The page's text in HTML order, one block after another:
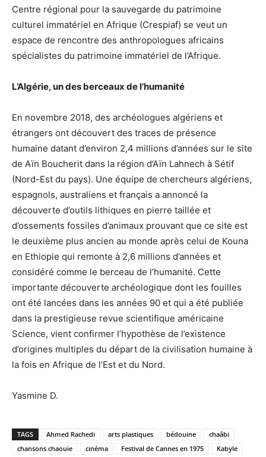
Centre régional pour la sauvegarde du patrimoine
culturel immatériel en Afrique (Crespiaf) se veut un
espace de rencontre des anthropologues africains
spécialistes du patrimoine immatériel de l’Afrique.
L’Algérie, un des berceaux de l’humanité
En novembre 2018, des archéologues algériens et
étrangers ont découvert des traces de présence
humaine datant d’environ 2,4 millions d’années sur le site
de Aïn Boucherit dans la région d’Aïn Lahnech à Sétif
(Nord-Est du pays). Une équipe de chercheurs algériens,
espagnols, australiens et français a annoncé la
découverte d’outils lithiques en pierre taillée et
d’ossements fossiles d’animaux prouvant que ce site est
le deuxième plus ancien au monde après celui de Kouna
en Ethiopie qui remonte à 2,6 millions d’années et
considéré comme le berceau de l’humanité. Cette
importante découverte archéologique dont les fouilles
ont été lancées dans les années 90 et qui a été publiée
dans la prestigieuse revue scientifique américaine
Science, vient confirmer l’hypothèse de l’existence
d’origines multiples du départ de la civilisation humaine à
la fois en Afrique de l’Est et du Nord.
Yasmine D.
TAGS Ahmed Rachedi arts plastiques bédouine
chaâbi
chansons chaouie
cinéma Festival de Cannes en 1975
Kabyle